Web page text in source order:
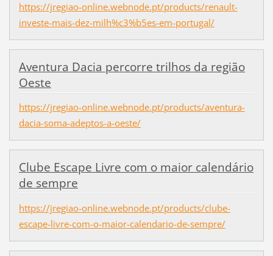
https://jregiao-online.webnode.pt/products/renault-
investe-mais-dez-milh%c3%b5es-em-portugal/
Aventura Dacia percorre trilhos da região
Oeste
https://jregiao-online.webnode.pt/products/aventura-
dacia-soma-adeptos-a-oeste/
Clube Escape Livre com o maior calendário
de sempre
https://jregiao-online.webnode.pt/products/clube-
escape-livre-com-o-maior-calendario-de-sempre/